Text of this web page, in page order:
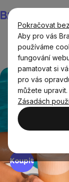
Pokračovat
Aby pro vás
používáme
fungování
pamatovat si
pro vás
můžete
Zásadách
na
obsah
Myslimě
zdravě!
Když
drink.
BrainMax
způsob, jak
mléčné chuti.
dávce! Objevte
Koupit